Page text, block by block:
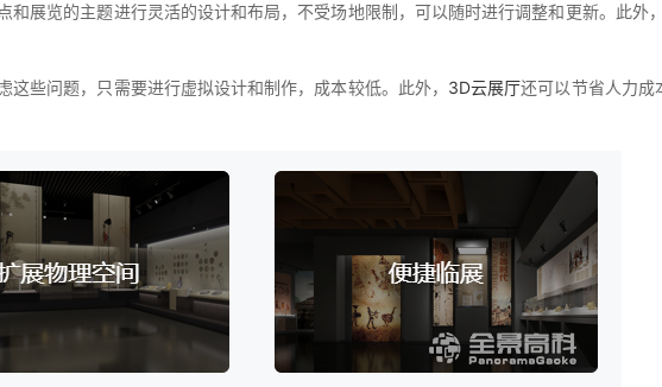
和展览的主题进行灵活的设计和布局，不受场地限制，可以随时进行调整和更新。此外
这些问题，只需要进行虚拟设计和制作，成本较低。此外， 3D云展厅还可以节省人力成